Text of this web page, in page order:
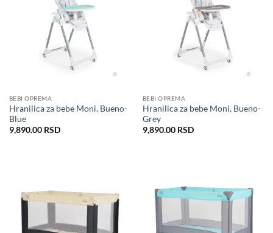
BEBI OPREMA
Hranilica za bebe Moni, Bueno-
Blue
9,890.00 RSD
BEBI OPREMA
Hranilica za bebe Moni, Bueno-
Grey
9,890.00 RSD